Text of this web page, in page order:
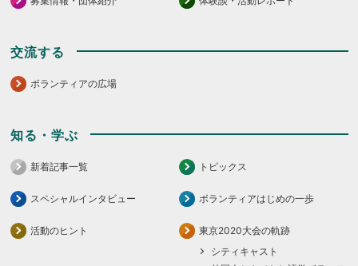
交流する
ボランティアの広場
知る・学ぶ
新着記事一覧 トピックス
スペシャルインタビュー ボランティアはじめの一歩
活動のヒント
東京2020大会の軌跡
シティキャスト